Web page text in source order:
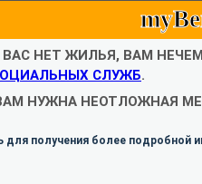
НЕТ ЖИЛЬЯ, ВАМ
СЛУЖБ.
НУЖНА НЕОТЛОЖНАЯ
получения более подробной